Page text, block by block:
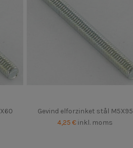
Gevind elforzinket stål M5X95
4,25 € inkl. moms